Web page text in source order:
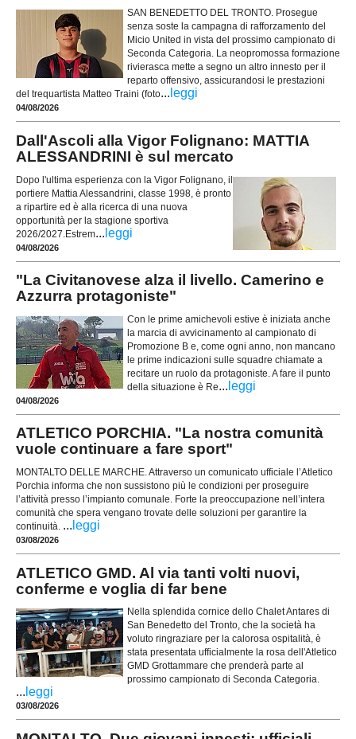
SAN BENEDETTO DEL TRONTO. Prosegue
senza soste la campagna di rafforzamento del
Micio United in vista del prossimo campionato di
Seconda Categoria. La neopromossa formazione
rivierasca mette a segno un altro innesto per il
reparto offensivo, assicurandosi le prestazioni
del trequartista Matteo Traini (foto... leggi
04/08/2026
Dall'Ascoli alla Vigor Folignano: MATTIA
ALESSANDRINI è sul mercato
Dopo l'ultima esperienza con la Vigor Folignano, il
portiere Mattia Alessandrini, classe 1998, è pronto
a ripartire ed è alla ricerca di una nuova
opportunità per la stagione sportiva
2026/2027.Estrem... leggi
04/08/2026
"La Civitanovese alza il livello. Camerino e
Azzurra protagoniste"
Con le prime amichevoli estive è iniziata anche
la marcia di avvicinamento al campionato di
Promozione B e, come ogni anno, non mancano
le prime indicazioni sulle squadre chiamate a
recitare un ruolo da protagoniste. A fare il punto
della situazione è Re... leggi
04/08/2026
ATLETICO PORCHIA. "La nostra comunità
vuole continuare a fare sport"
MONTALTO DELLE MARCHE. Attraverso un comunicato ufficiale l’Atletico
Porchia informa che non sussistono più le condizioni per proseguire
l’attività presso l’impianto comunale. Forte la preoccupazione nell’intera
comunità che spera vengano trovate delle soluzioni per garantire la
continuità. ... leggi
03/08/2026
ATLETICO GMD. Al via tanti volti nuovi,
conferme e voglia di far bene
Nella splendida cornice dello Chalet Antares di
San Benedetto del Tronto, che la società ha
voluto ringraziare per la calorosa ospitalità, è
stata presentata ufficialmente la rosa dell'Atletico
GMD Grottammare che prenderà parte al
prossimo campionato di Seconda Categoria.
... leggi
03/08/2026